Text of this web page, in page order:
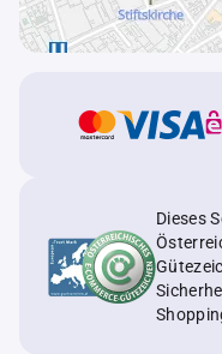
Dieses